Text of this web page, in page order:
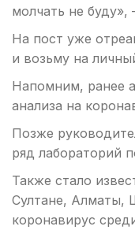
молчать не
На пост уже
и возьму на
Напомним, ранее
анализа на
Позже
ряд лабораторий
Также стало
Султане, Алматы,
коронавирус